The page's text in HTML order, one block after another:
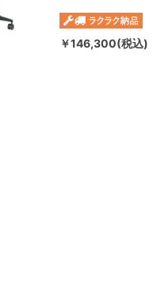
￥146,300(税込)